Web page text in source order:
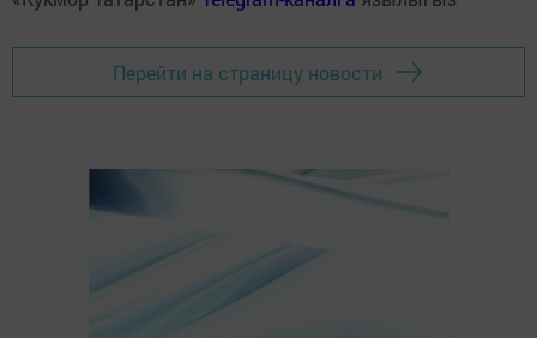
Перейти на страницу новости